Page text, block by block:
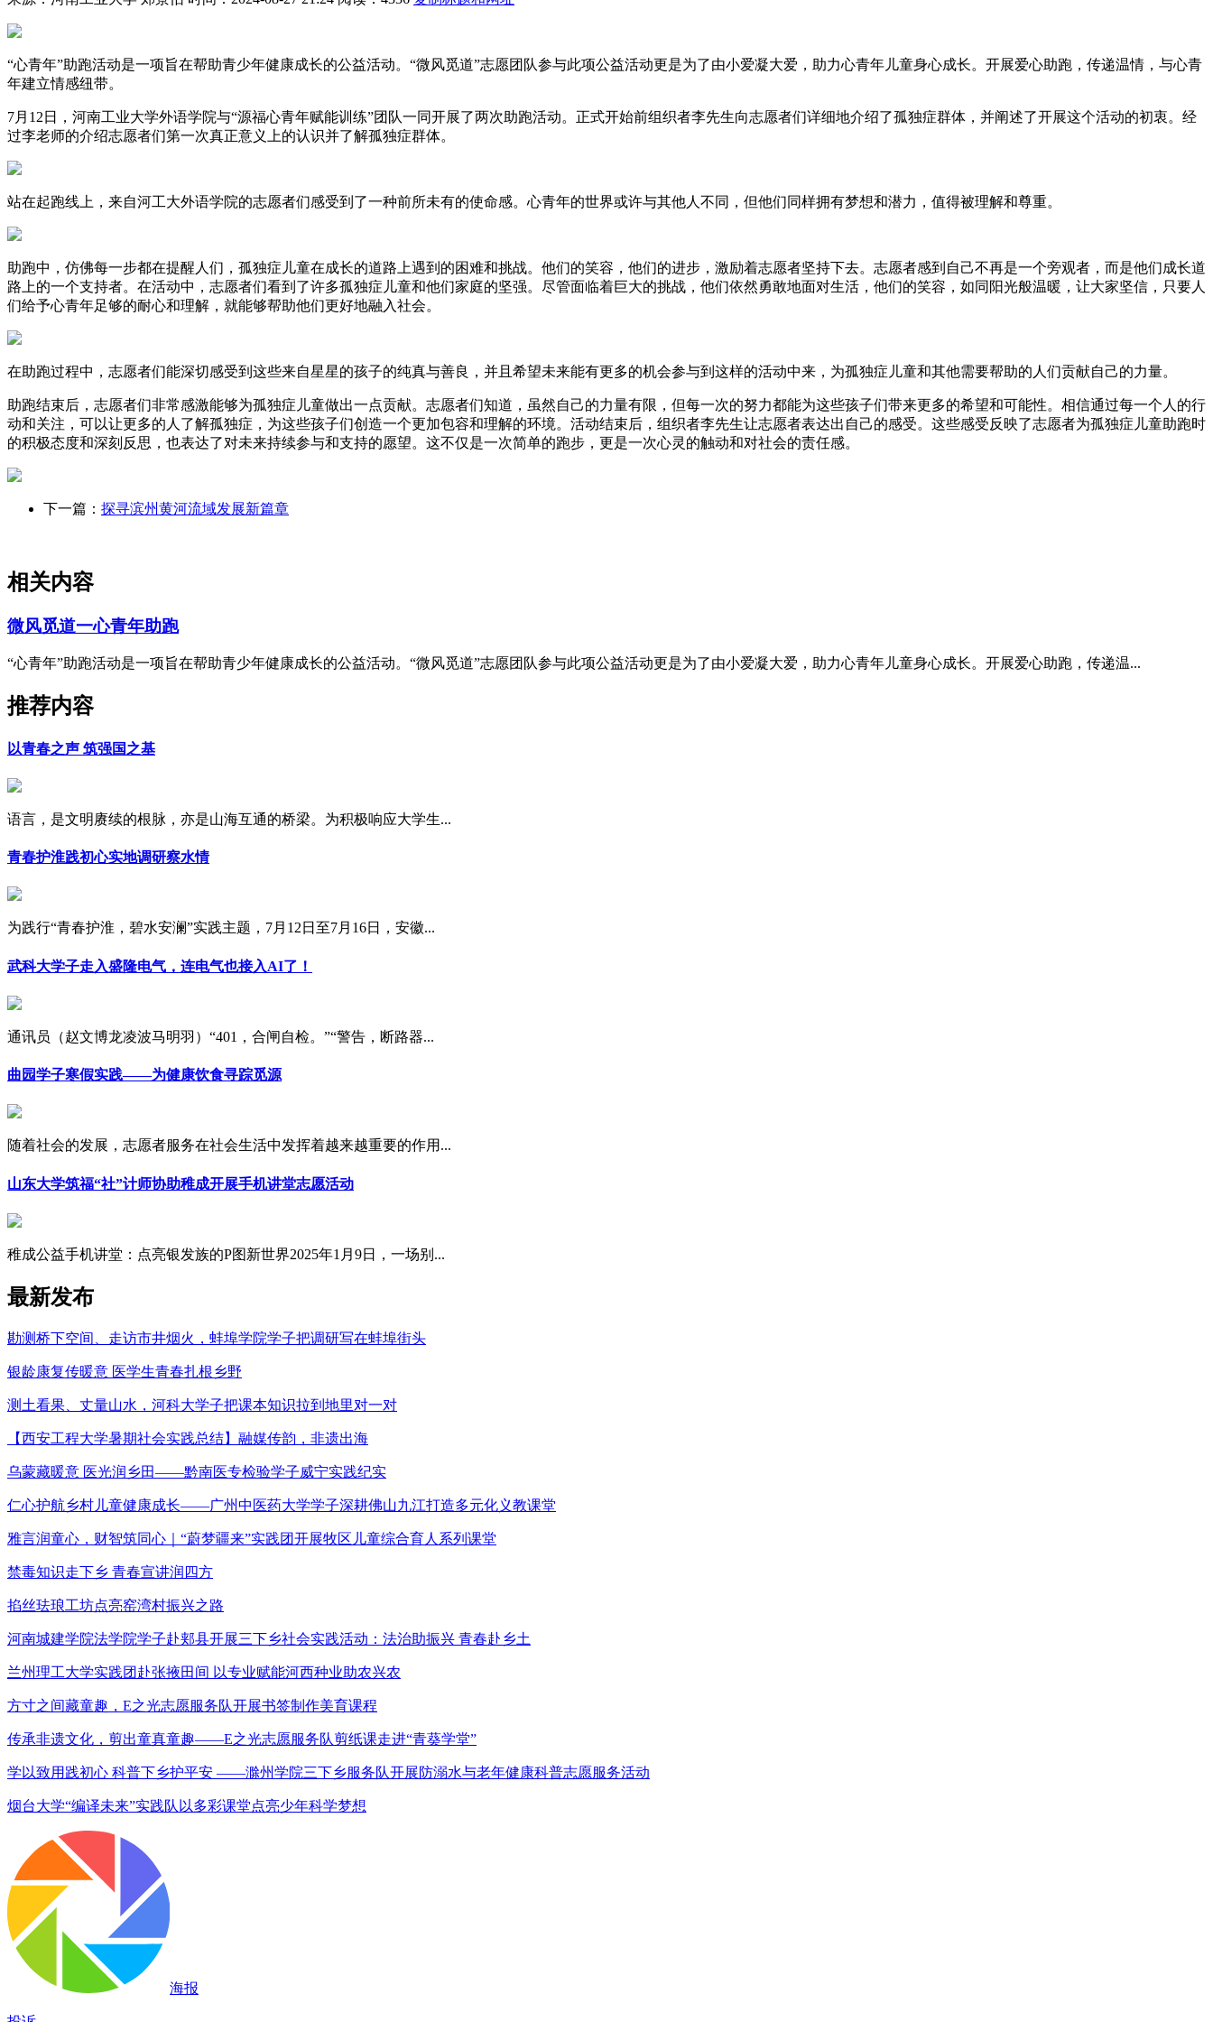
“心青年”助跑活动是一项旨在帮助青少年健康成长的公益活动。“微风觅道”志愿团队参与此项公益活动更是为了由小爱凝大爱，助力心青年儿童身心成长。开展爱心助跑，传递温情，与心青
年建立情感纽带。
7月12日，河南工业大学外语学院与“源福心青年赋能训练”团队一同开展了两次助跑活动。正式开始前组织者李先生向志愿者们详细地介绍了孤独症群体，并阐述了开展这个活动的初衷。经
过李老师的介绍志愿者们第一次真正意义上的认识并了解孤独症群体。
站在起跑线上，来自河工大外语学院的志愿者们感受到了一种前所未有的使命感。心青年的世界或许与其他人不同，但他们同样拥有梦想和潜力，值得被理解和尊重。
助跑中，仿佛每一步都在提醒人们，孤独症儿童在成长的道路上遇到的困难和挑战。他们的笑容，他们的进步，激励着志愿者坚持下去。志愿者感到自己不再是一个旁观者，而是他们成长道
路上的一个支持者。在活动中，志愿者们看到了许多孤独症儿童和他们家庭的坚强。尽管面临着巨大的挑战，他们依然勇敢地面对生活，他们的笑容，如同阳光般温暖，让大家坚信，只要人
们给予心青年足够的耐心和理解，就能够帮助他们更好地融入社会。
在助跑过程中，志愿者们能深切感受到这些来自星星的孩子的纯真与善良，并且希望未来能有更多的机会参与到这样的活动中来，为孤独症儿童和其他需要帮助的人们贡献自己的力量。
助跑结束后，志愿者们非常感激能够为孤独症儿童做出一点贡献。志愿者们知道，虽然自己的力量有限，但每一次的努力都能为这些孩子们带来更多的希望和可能性。相信通过每一个人的行
动和关注，可以让更多的人了解孤独症，为这些孩子们创造一个更加包容和理解的环境。活动结束后，组织者李先生让志愿者表达出自己的感受。这些感受反映了志愿者为孤独症儿童助跑时
的积极态度和深刻反思，也表达了对未来持续参与和支持的愿望。这不仅是一次简单的跑步，更是一次心灵的触动和对社会的责任感。
下一篇： 探寻滨州黄河流域发展新篇章
相关内容
微风觅道一心青年助跑
“心青年”助跑活动是一项旨在帮助青少年健康成长的公益活动。“微风觅道”志愿团队参与此项公益活动更是为了由小爱凝大爱，助力心青年儿童身心成长。开展爱心助跑，传递温...
推荐内容
以青春之声 筑强国之基
语言，是文明赓续的根脉，亦是山海互通的桥梁。为积极响应大学生...
青春护淮践初心实地调研察水情
为践行“青春护淮，碧水安澜”实践主题，7月12日至7月16日，安徽...
武科大学子走入盛隆电气，连电气也接入AI了！
通讯员（赵文博龙凌波马明羽）“401，合闸自检。”“警告，断路器...
曲园学子寒假实践——为健康饮食寻踪觅源
随着社会的发展，志愿者服务在社会生活中发挥着越来越重要的作用...
山东大学筑福“社”计师协助稚成开展手机讲堂志愿活动
稚成公益手机讲堂：点亮银发族的P图新世界2025年1月9日，一场别...
最新发布
勘测桥下空间、走访市井烟火，蚌埠学院学子把调研写在蚌埠街头
银龄康复传暖意 医学生青春扎根乡野
测土看果、丈量山水，河科大学子把课本知识拉到地里对一对
【西安工程大学暑期社会实践总结】融媒传韵，非遗出海
乌蒙藏暖意 医光润乡田——黔南医专检验学子威宁实践纪实
仁心护航乡村儿童健康成长——广州中医药大学学子深耕佛山九江打造多元化义教课堂
雅言润童心，财智筑同心｜“蔚梦疆来”实践团开展牧区儿童综合育人系列课堂
禁毒知识走下乡 青春宣讲润四方
掐丝珐琅工坊点亮窑湾村振兴之路
河南城建学院法学院学子赴郏县开展三下乡社会实践活动：法治助振兴 青春赴乡土
兰州理工大学实践团赴张掖田间 以专业赋能河西种业助农兴农
方寸之间藏童趣，E之光志愿服务队开展书签制作美育课程
传承非遗文化，剪出童真童趣——E之光志愿服务队剪纸课走进“青葵学堂”
学以致用践初心 科普下乡护平安 ——滁州学院三下乡服务队开展防溺水与老年健康科普志愿服务活动
烟台大学“编译未来”实践队以多彩课堂点亮少年科学梦想
海报